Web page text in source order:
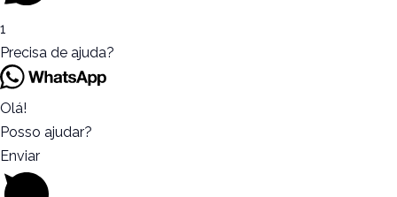
1
Precisa de ajuda?
Olá!
Posso ajudar?
Enviar